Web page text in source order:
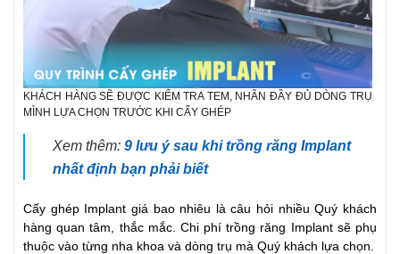
KHÁCH HÀNG SẼ ĐƯỢC KIỂM TRA TEM, NHÃN ĐẦY ĐỦ DÒNG TRỤ
MÌNH LỰA CHỌN TRƯỚC KHI CẤY GHÉP
Xem thêm: 9 lưu ý sau khi trồng răng Implant
nhất định bạn phải biết
Cấy ghép Implant giá bao nhiêu là câu hỏi nhiều Quý khách
hàng quan tâm, thắc mắc. Chi phí trồng răng Implant sẽ phụ
thuộc vào từng nha khoa và dòng trụ mà Quý khách lựa chọn.